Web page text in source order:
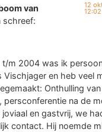
van
schreef:
12
12:02
m 2004 was ik
Vischjager en heb veel
Onthulling
persconferentie na de
en gastvrij, we
contact. Hij noemde